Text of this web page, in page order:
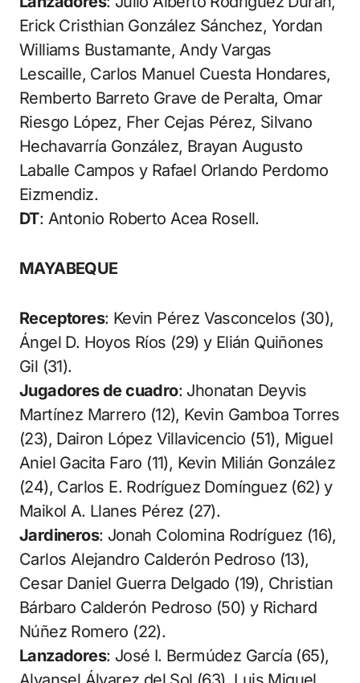
Erick Cristhian González Sánchez, Yordan
Williams Bustamante, Andy Vargas
Lescaille, Carlos Manuel Cuesta Hondares,
Remberto Barreto Grave de Peralta, Omar
Riesgo López, Fher Cejas Pérez, Silvano
Hechavarría González, Brayan Augusto
Laballe Campos y Rafael Orlando Perdomo
Eizmendiz.
DT: Antonio Roberto Acea Rosell.
MAYABEQUE
Receptores: Kevin Pérez Vasconcelos (30),
Ángel D. Hoyos Ríos (29) y Elián Quiñones
Gil (31).
Jugadores de cuadro: Jhonatan Deyvis
Martínez Marrero (12), Kevin Gamboa Torres
(23), Dairon López Villavicencio (51), Miguel
Aniel Gacita Faro (11), Kevin Milián González
(24), Carlos E. Rodríguez Domínguez (62) y
Maikol A. Llanes Pérez (27).
Jardineros: Jonah Colomina Rodríguez (16),
Carlos Alejandro Calderón Pedroso (13),
Cesar Daniel Guerra Delgado (19), Christian
Bárbaro Calderón Pedroso (50) y Richard
Núñez Romero (22).
Lanzadores: José I. Bermúdez García (65),